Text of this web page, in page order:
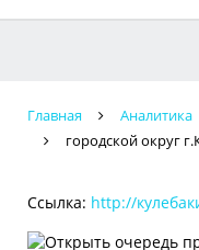
Главная Аналитика
городской округ
Ссылка: http://